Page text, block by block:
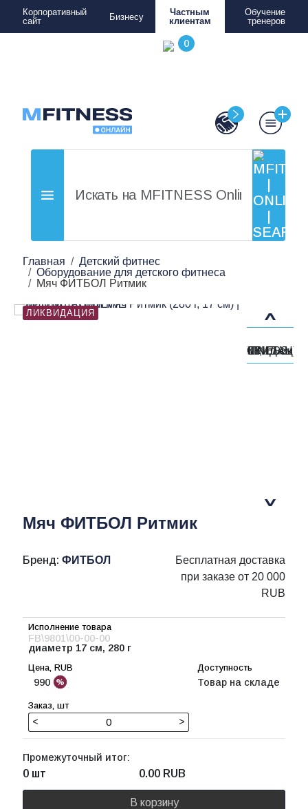
Корпоративный
сайт
Бизнесу
Частным
клиентам
Обучение
тренеров
Главная
Детский фитнес
Оборудование для детского фитнеса
Мяч ФИТБОЛ Ритмик
ЛИКВИДАЦИЯ
Мяч ФИТБОЛ Ритмик
Бренд: ФИТБОЛ
Бесплатная доставка
при заказе от 20 000
RUB
FB\9801\00-00-00
диаметр 17 см, 280 г
990 Товар на складе
< >
Промежуточный итог:
0 шт 0.00 RUB
В корзину